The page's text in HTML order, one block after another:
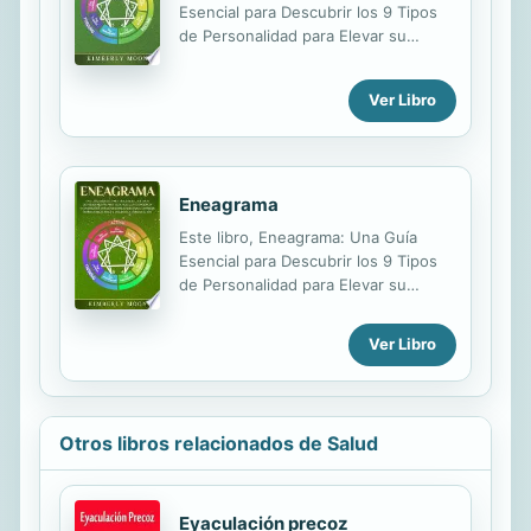
Esencial para Descubrir los 9 Tipos
de Personalidad para Elevar su
Personalidades Para Construir
Mejores Relaciones y Mejorar la
más plena y feliz.
Ver Libro
Eneagrama
Este libro, Eneagrama: Una Guía
Esencial para Descubrir los 9 Tipos
de Personalidad para Elevar su
Personalidades Para Construir
Mejores Relaciones y Mejorar la
Comunicación, le brinda estrategias
específicas para usar el Eneagrama
más plena y feliz.
Ver Libro
Otros libros relacionados de Salud
Eyaculación precoz